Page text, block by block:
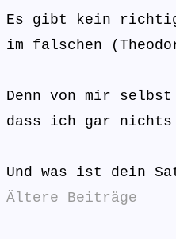
Es gibt kein
im falschen
Denn von mir
dass ich gar nichts
Und was ist dein
Ältere Beiträge